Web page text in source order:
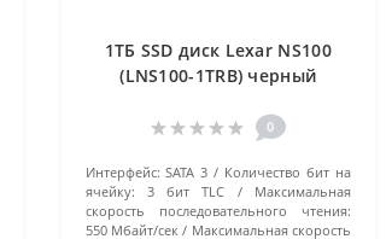
1ТБ SSD диск Lexar NS100
(LNS100-1TRB) черный
0
Интерфейс: SATA 3
Количество бит на
ячейку:
3 бит TLC
Максимальная
скорость последовательного чтения:
550 Мбайт/сек
Максимальная скорость